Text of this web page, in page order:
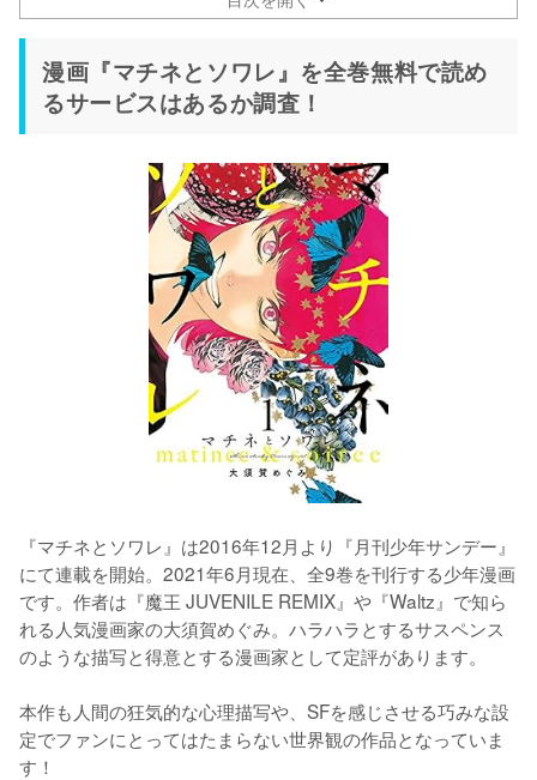
漫画『マチネとソワレ』を全巻無料で読め
るサービスはあるか調査！
『マチネとソワレ』は2016年12月より『月刊少年サンデー』
にて連載を開始。2021年6月現在、全9巻を刊行する少年漫画
です。作者は『魔王 JUVENILE REMIX』や『Waltz』で知ら
れる人気漫画家の大須賀めぐみ。ハラハラとするサスペンス
のような描写と得意とする漫画家として定評があります。
本作も人間の狂気的な心理描写や、SFを感じさせる巧みな設
定でファンにとってはたまらない世界観の作品となっていま
す！